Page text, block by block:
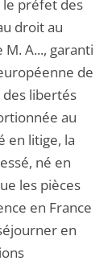
le préfet des
droit au
A..., garanti
de
libertés
au
en litige, la
né en
les pièces
en France
en